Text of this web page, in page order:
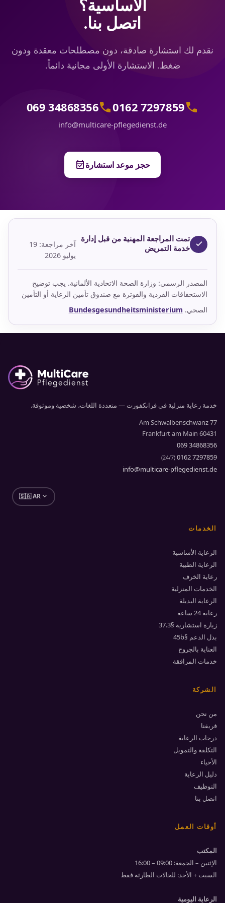
الأساسية؟
اتصل بنا.
نقدم لك استشارة صادقة، دون مصطلحات معقدة ودون
ضغط. الاستشارة الأولى مجانية دائماً.
call
069 34868356 call
0162 7297859
info@multicare-pflegedienst.de
event_availableحجز موعد استشارة
تمت المراجعة المهنية من قبل إدارة
خدمة التمريض
آخر مراجعة: 19
يوليو 2026
المصدر الرسمي: وزارة الصحة الاتحادية الألمانية. يجب توضيح
الاستحقاقات الفردية والفوترة مع صندوق تأمين الرعاية أو التأمين
الصحي. Bundesgesundheitsministerium
خدمة رعاية منزلية في فرانكفورت — متعددة اللغات، شخصية وموثوقة.
Am Schwalbenschwanz 77
60431 Frankfurt am Main
069 34868356
0162 7297859
(
24/7
)
info@multicare-pflegedienst.de
🇸🇦 ARexpand_more
الخدمات
الرعاية الأساسية
الرعاية الطبية
رعاية الخرف
الخدمات المنزلية
الرعاية البديلة
رعاية 24 ساعة
زيارة استشارية §37.3
بدل الدعم §45b
العناية بالجروح
خدمات المرافقة
الشركة
من نحن
فريقنا
درجات الرعاية
التكلفة والتمويل
الأحياء
دليل الرعاية
التوظيف
اتصل بنا
أوقات العمل
المكتب
الإثنين – الجمعة: 09:00 – 16:00
السبت + الأحد: للحالات الطارئة فقط
الرعاية اليومية